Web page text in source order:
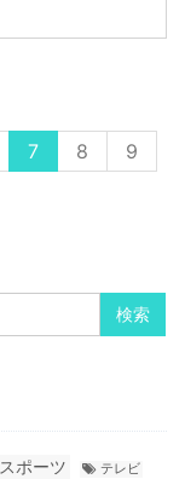
7 8
9
スポーツ テレビ